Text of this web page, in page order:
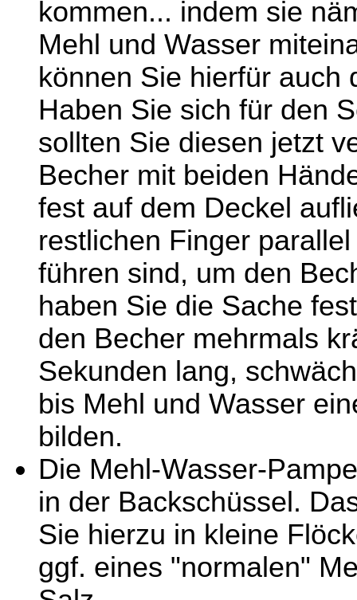
kommen... indem sie
Mehl und Wasser
können Sie hierfür auch
Haben Sie sich für den
sollten Sie diesen jetzt
Becher mit beiden
fest auf dem Deckel
restlichen Finger
führen sind, um den
haben Sie die Sache
den Becher mehrmals
Sekunden lang,
bis Mehl und Wasser
bilden.
Die Mehl-Wasser-
in der Backschüssel.
Sie hierzu in kleine
ggf. eines "normalen"